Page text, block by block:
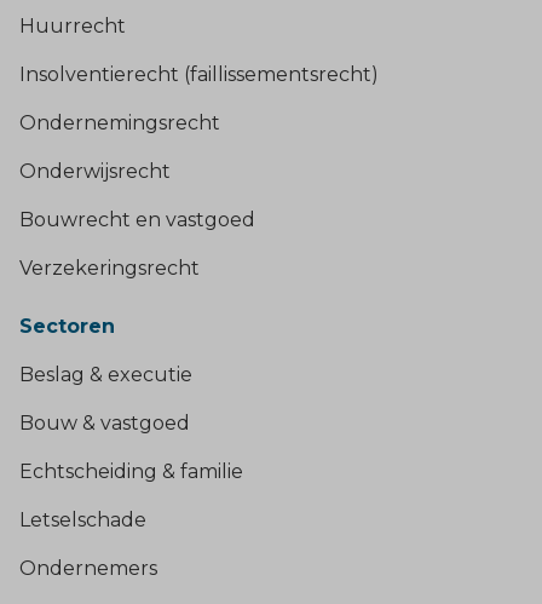
Huurrecht
Insolventierecht (faillissementsrecht)
Ondernemingsrecht
Onderwijsrecht
Bouwrecht en vastgoed
Verzekeringsrecht
Sectoren
Beslag & executie
Bouw & vastgoed
Echtscheiding & familie
Letselschade
Ondernemers